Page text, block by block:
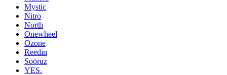
Mystic
Nitro
North
Onewheel
Ozone
Reedin
Soöruz
YES.